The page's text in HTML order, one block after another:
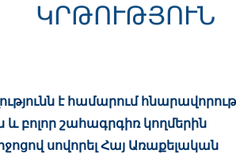
ԿՐԹՈՒԹՅՈՒՆ
է համարում
բոլոր շահագրգիռ կողմերին
սովորել Հայ Առաքելական